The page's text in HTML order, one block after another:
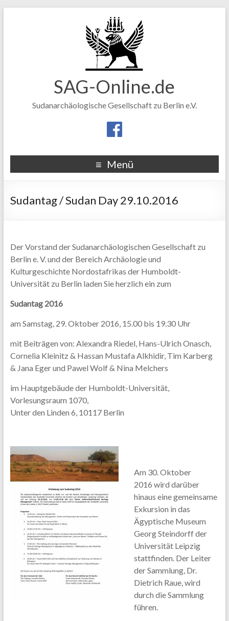
SAG-Online.de
Sudanarchäologische Gesellschaft zu Berlin e.V.
Menü
Sudantag / Sudan Day 29.10.2016
Der Vorstand der Sudanarchäologischen Gesellschaft zu
Berlin e. V. und der Bereich Archäologie und
Kulturgeschichte Nordostafrikas der Humboldt-
Universität zu Berlin laden Sie herzlich ein zum
Sudantag 2016
am Samstag, 29. Oktober 2016, 15.00 bis 19.30 Uhr
mit Beiträgen von: Alexandra Riedel, Hans-Ulrich Onasch,
Cornelia Kleinitz & Hassan Mustafa Alkhidir, Tim Karberg
& Jana Eger und Pawel Wolf & Nina Melchers
im Hauptgebäude der Humboldt-Universität,
Vorlesungsraum 1070,
Unter den Linden 6, 10117 Berlin
Am 30. Oktober
2016 wird darüber
hinaus eine gemeinsame
Exkursion in das
Ägyptische Museum
Georg Steindorff der
Universität Leipzig
stattfinden. Der Leiter
der Sammlung, Dr.
Dietrich Raue, wird
durch die Sammlung
führen.